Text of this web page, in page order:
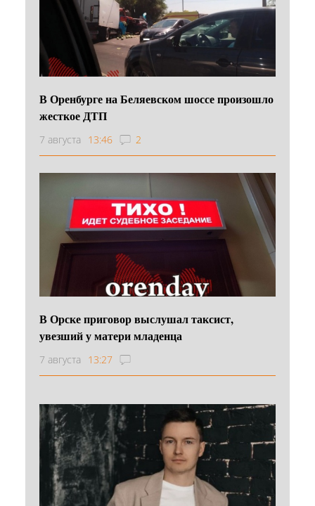
В Оренбурге на Беляевском шоссе произошло
жесткое ДТП
7 августа 13:46 2
В Орске приговор выслушал таксист,
увезший у матери младенца
7 августа 13:27